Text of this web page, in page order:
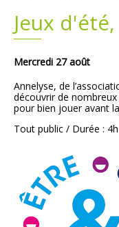
Jeux
Mercredi 27 août
Annelyse, de
découvrir de
pour bien jouer avant
Tout public / Durée : 4h
Plans
Demandes légales
Emploi
Marchés publics
Grands projets